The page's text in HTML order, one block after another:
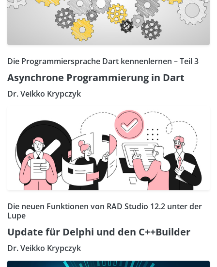
Die Programmiersprache Dart kennenlernen – Teil 3
Asynchrone Programmierung in Dart
Dr. Veikko Krypczyk
Die neuen Funktionen von RAD Studio 12.2 unter der
Lupe
Update für Delphi und den C++Builder
Dr. Veikko Krypczyk